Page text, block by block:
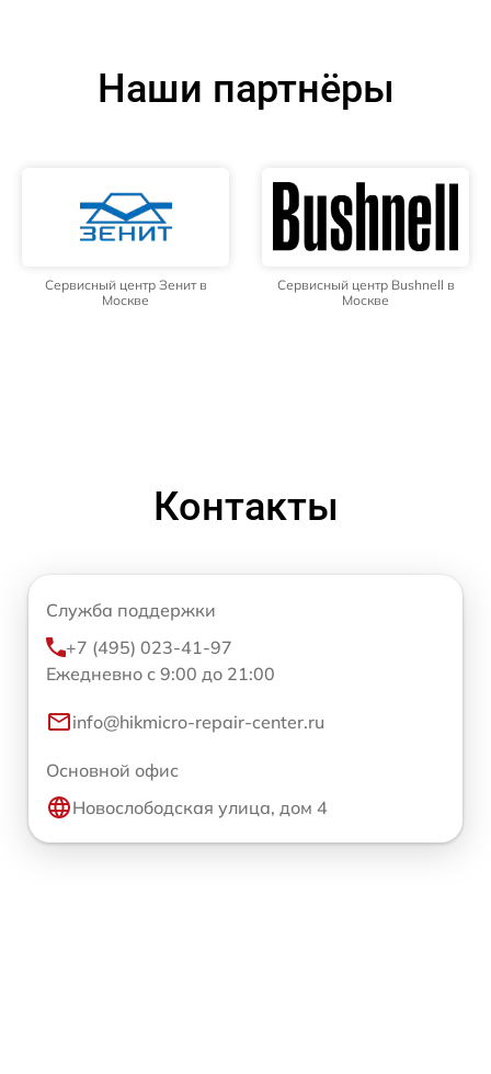
Наши партнёры
Сервисный центр Зенит в
Москве
Сервисный центр Bushnell в
Москве
Контакты
Служба поддержки
+7 (495) 023-41-97
Ежедневно с 9:00 до 21:00
info@hikmicro-repair-center.ru
Основной офис
Новослободская улица, дом 4